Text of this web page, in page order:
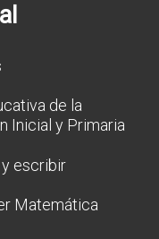
de la
Inicial y Primaria
escribir
Matemática